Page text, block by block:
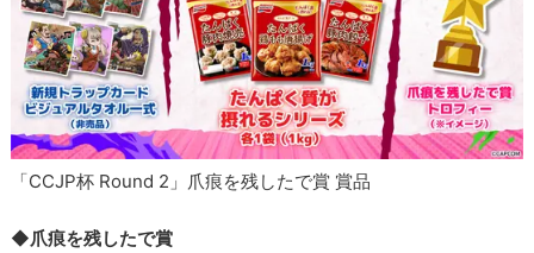
「CCJP杯 Round 2」爪痕を残したで賞 賞品
◆爪痕を残したで賞